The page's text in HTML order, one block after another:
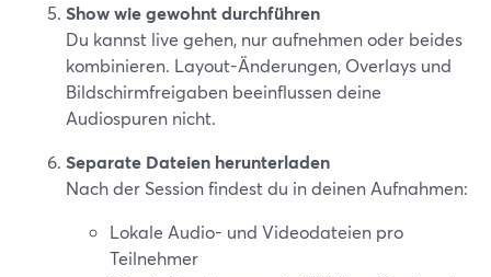
Show wie gewohnt durchführen
Du kannst live gehen, nur aufnehmen oder beides
kombinieren. Layout-Änderungen, Overlays und
Bildschirmfreigaben beeinflussen deine
Audiospuren nicht.
Separate Dateien herunterladen
Nach der Session findest du in deinen Aufnahmen:
Lokale Audio- und Videodateien pro
Teilnehmer